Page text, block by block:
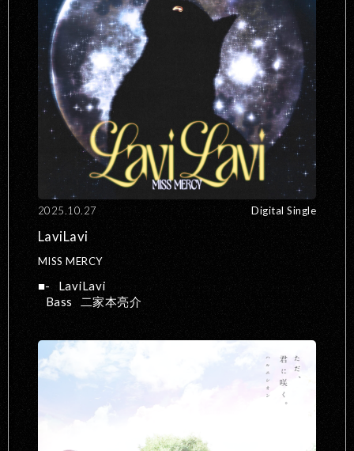
2025.10.27 Digital Single
LaviLavi
MISS MERCY
-
LaviLavi
Bass
二家本亮介